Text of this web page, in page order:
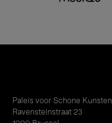
Paleis voor Schone Kunsten
Ravensteinstraat 23